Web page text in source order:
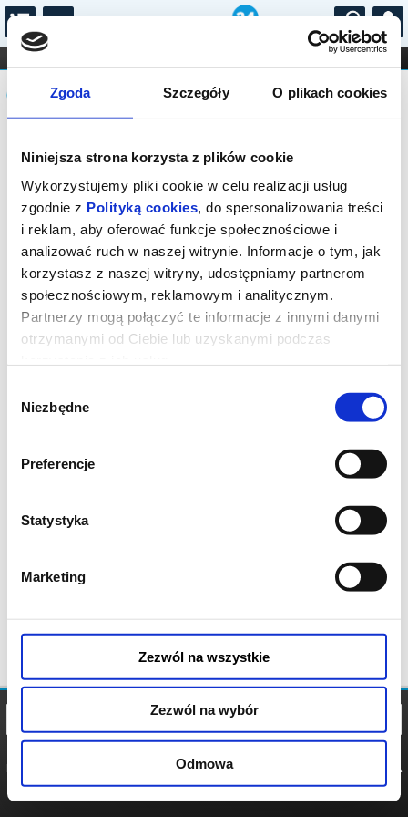
Zgoda Szczegóły O plikach cookies
Niniejsza strona korzysta z plików cookie
Wykorzystujemy pliki cookie w celu realizacji usług
zgodnie z Polityką cookies, do spersonalizowania treści
i reklam, aby oferować funkcje społecznościowe i
analizować ruch w naszej witrynie. Informacje o tym, jak
korzystasz z naszej witryny, udostępniamy partnerom
społecznościowym, reklamowym i analitycznym.
Partnerzy mogą połączyć te informacje z innymi danymi
otrzymanymi od Ciebie lub uzyskanymi podczas
zgody
Niezbędne
Preferencje
Statystyka
Marketing
Zezwól na wszystkie
Zezwól na wybór
Odmowa
...
FILHARMONIA OPERA I BALET
STAND-UP
DLA DZIECI
Komunikat
Sprzedaż biletów on-line na wydarzenie
została zakończona.
POLITYKA
POLITYKA